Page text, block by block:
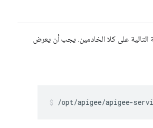
التالية على كلا الخادمين. يجب أن يعرض
/opt/apigee/apigee-